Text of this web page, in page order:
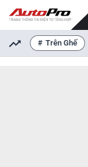
Trên Ghế